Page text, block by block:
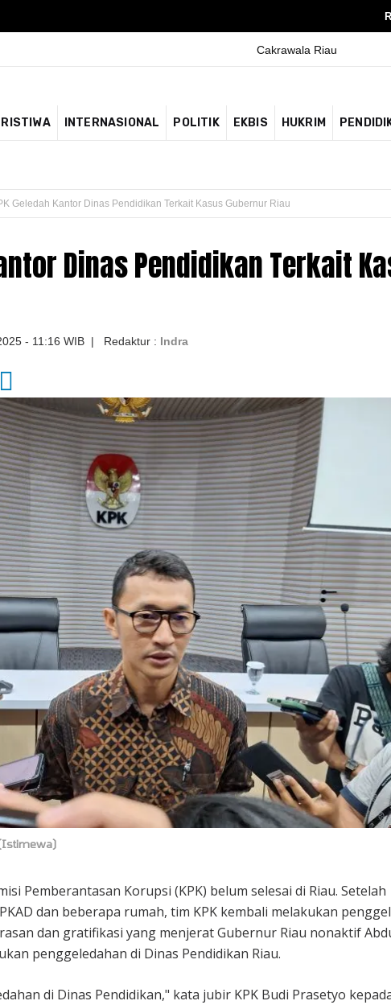
INTERNASIONAL POLITIK EKBIS HUKRIM
Geledah Kantor Dinas Pendidikan Terkait Kasus Gubernur Riau
Dinas Pendidikan Terkait
- 11:16 WIB | Redaktur : Indra
Pemberantasan Korupsi (KPK) belum selesai di Riau. Setelah
dan beberapa rumah, tim KPK kembali melakukan
dan gratifikasi yang menjerat Gubernur Riau nonaktif
penggeledahan di Dinas Pendidikan Riau.
di Dinas Pendidikan," kata jubir KPK Budi Prasetyo